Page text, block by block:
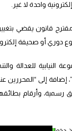
واحدة لا غير.
دوري أو صحيفة
النيابية للعدالة
إضافة إلى
رسمية، وأرقام